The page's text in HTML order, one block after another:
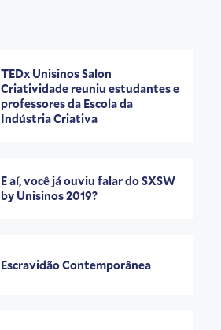
TEDx Unisinos Salon
Criatividade reuniu estudantes e
professores da Escola da
Indústria Criativa
E aí, você já ouviu falar do SXSW
by Unisinos 2019?
Escravidão Contemporânea